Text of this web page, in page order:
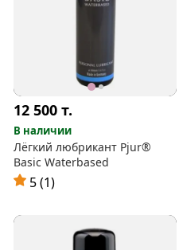
12 500т.
В наличии
Лёгкий любрикант Pjur®
Basic Waterbased
5 (1)